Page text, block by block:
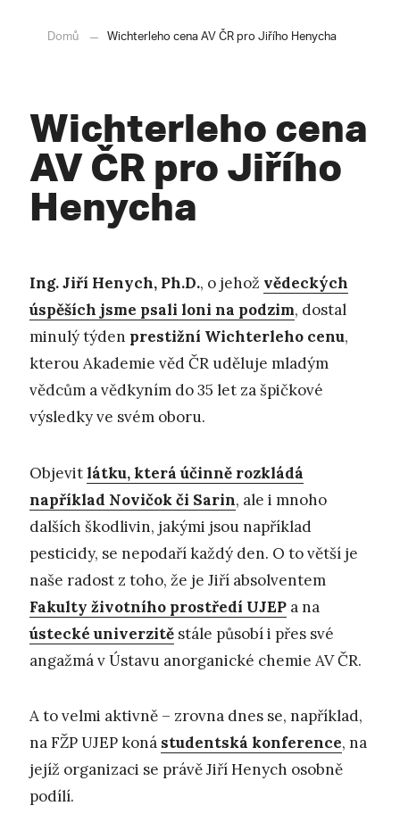
Domů Wichterleho cena AV ČR pro Jiřího Henycha
Wichterleho cena
AV ČR pro Jiřího
Henycha
Ing. Jiří Henych, Ph.D., o jehož vědeckých
úspěších jsme psali loni na podzim, dostal
minulý týden prestižní Wichterleho cenu,
kterou Akademie věd ČR uděluje mladým
vědcům a vědkyním do 35 let za špičkové
výsledky ve svém oboru.
Objevitlátku, která účinně rozkládá
například Novičok či Sarin, ale i mnoho
dalších škodlivin, jakými jsou například
pesticidy, se nepodaří každý den. O to větší je
naše radost z toho, že je Jiří absolventem
Fakulty životního prostředí UJEP a na
ústecké univerzitě stále působí i přes své
angažmá v Ústavu anorganické chemie AV ČR.
A to velmi aktivně – zrovna dnes se, například,
na FŽP UJEP koná studentská konference, na
jejíž organizaci se právě Jiří Henych osobně
podílí.